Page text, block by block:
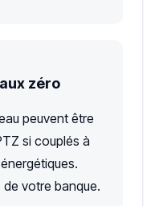
zéro
peuvent être
si couplés à
votre banque.